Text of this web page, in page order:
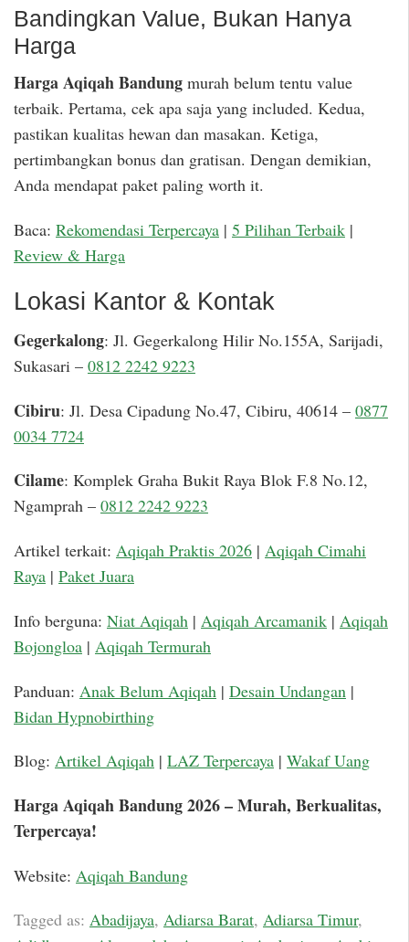
Bandingkan Value, Bukan Hanya
Harga
Harga Aqiqah Bandung murah belum tentu value
terbaik. Pertama, cek apa saja yang included. Kedua,
pastikan kualitas hewan dan masakan. Ketiga,
pertimbangkan bonus dan gratisan. Dengan demikian,
Anda mendapat paket paling worth it.
Baca: Rekomendasi Terpercaya | 5 Pilihan Terbaik |
Review & Harga
Lokasi Kantor & Kontak
Gegerkalong: Jl. Gegerkalong Hilir No.155A, Sarijadi,
Sukasari – 0812 2242 9223
Cibiru: Jl. Desa Cipadung No.47, Cibiru, 40614 – 0877
0034 7724
Cilame: Komplek Graha Bukit Raya Blok F.8 No.12,
Ngamprah – 0812 2242 9223
Artikel terkait: Aqiqah Praktis 2026 | Aqiqah Cimahi
Raya | Paket Juara
Info berguna: Niat Aqiqah | Aqiqah Arcamanik | Aqiqah
Bojongloa | Aqiqah Termurah
Panduan: Anak Belum Aqiqah | Desain Undangan |
Bidan Hypnobirthing
Blog: Artikel Aqiqah | LAZ Terpercaya | Wakaf Uang
Harga Aqiqah Bandung 2026 – Murah, Berkualitas,
Terpercaya!
Website: Aqiqah Bandung
Tagged as: Abadijaya, Adiarsa Barat, Adiarsa Timur,